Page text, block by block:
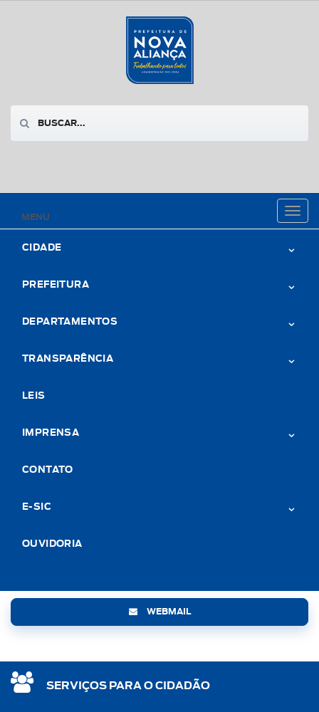
MENU
Toggle
CIDADE
PREFEITURA
DEPARTAMENTOS
TRANSPARÊNCIA
LEIS
IMPRENSA
CONTATO
E-SIC
OUVIDORIA
WEBMAIL
SERVIÇOS PARA O CIDADÃO